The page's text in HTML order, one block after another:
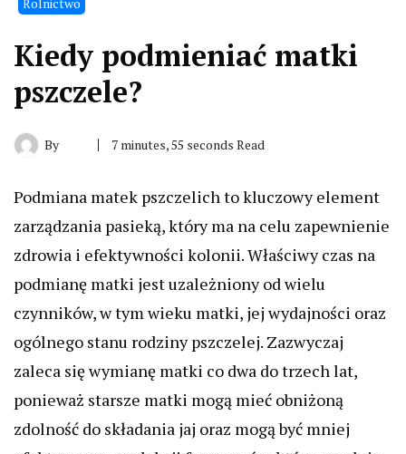
Kiedy podmieniać matki
pszczele?
By 7 minutes, 55 seconds Read
Podmiana matek pszczelich to kluczowy element
zarządzania pasieką, który ma na celu zapewnienie
zdrowia i efektywności kolonii. Właściwy czas na
podmianę matki jest uzależniony od wielu
czynników, w tym wieku matki, jej wydajności oraz
ogólnego stanu rodziny pszczelej. Zazwyczaj
zaleca się wymianę matki co dwa do trzech lat,
ponieważ starsze matki mogą mieć obniżoną
zdolność do składania jaj oraz mogą być mniej